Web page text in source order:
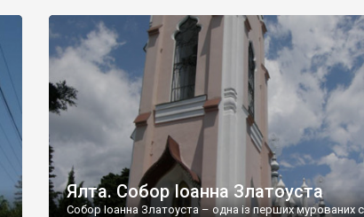
Ялта. Собор Іоанна Златоуста
Собор Іоанна Златоуста – одна із перших мурованих